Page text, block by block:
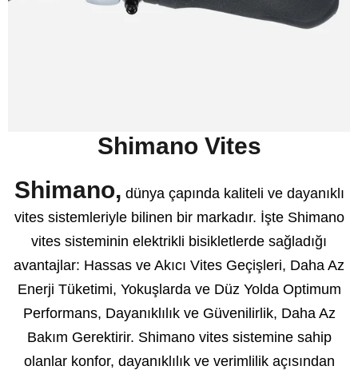
Shimano Vites
Shimano, dünya çapında kaliteli ve dayanıklı
vites sistemleriyle bilinen bir markadır. İşte Shimano
vites sisteminin elektrikli bisikletlerde sağladığı
avantajlar: Hassas ve Akıcı Vites Geçişleri, Daha Az
Enerji Tüketimi, Yokuşlarda ve Düz Yolda Optimum
Performans, Dayanıklılık ve Güvenilirlik, Daha Az
Bakım Gerektirir. Shimano vites sistemine sahip
olanlar konfor, dayanıklılık ve verimlilik açısından